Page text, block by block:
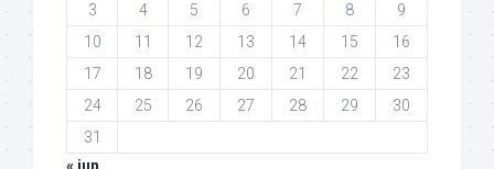
3
4 5 6 7 8
9
10
11 12 13 14 15
16
17
18 19 20 21 22
23
24
25 26 27 28 29
30
31